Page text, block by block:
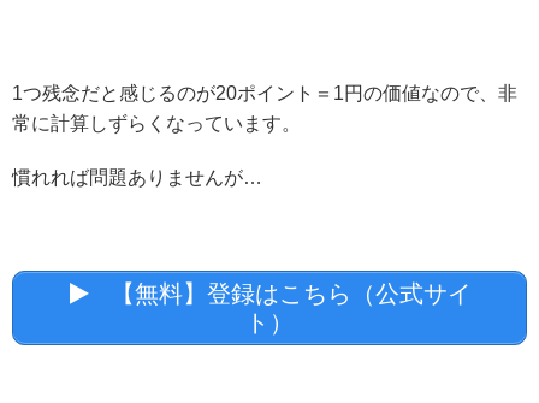
1つ残念だと感じるのが20ポイント＝1円の価値なので、非
常に計算しずらくなっています。
慣れれば問題ありませんが…
【無料】登録はこちら（公式サイ
ト）